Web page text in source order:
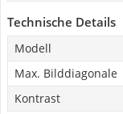
Technische Details
Modell
Max. Bilddiagonale
Kontrast